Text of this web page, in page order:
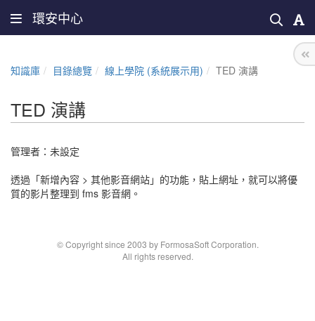
環安中心
知識庫 目錄總覽 線上學院 (系統展示用) TED 演講
TED 演講
管理者：未設定
透過「新增內容 > 其他影音網站」的功能，貼上網址，就可以將優
質的影片整理到 fms 影音網。
© Copyright since 2003 by FormosaSoft Corporation.
All rights reserved.